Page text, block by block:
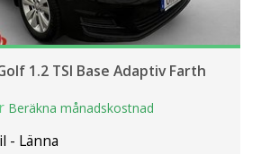
1.2 TSI Base Adaptiv Farth
Beräkna månadskostnad
- Länna